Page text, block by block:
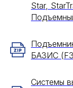
Star,
БАЗИС
Системы